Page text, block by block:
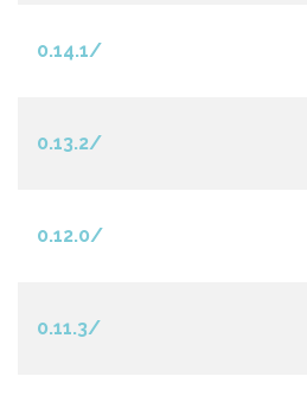
0.14.1/
0.13.2/
0.12.0/
0.11.3/